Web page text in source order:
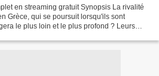
en streaming gratuit Synopsis La rivalité
Grèce, qui se poursuit lorsqu'ils sont
le plus loin et le plus profond ? Leurs